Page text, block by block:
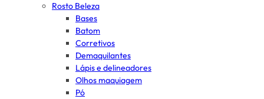
Rosto Beleza
Bases
Batom
Corretivos
Demaquilantes
Lápis e delineadores
Olhos maquiagem
Pó